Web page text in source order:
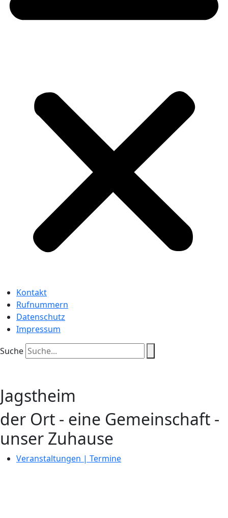
Kontakt
Rufnummern
Datenschutz
Impressum
Suche
Jagstheim
der Ort - eine Gemeinschaft -
unser Zuhause
Veranstaltungen | Termine